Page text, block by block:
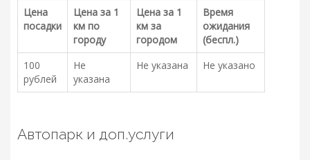
Цена
посадки
Цена за 1
км по
городу
Цена за 1
км за
городом
Время
ожидания
(беспл.)
100
рублей
Не
указана
Не указана Не указано
Автопарк и доп.услуги